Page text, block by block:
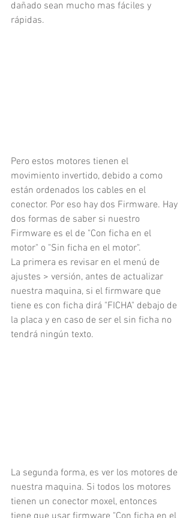
dañado sean mucho mas fáciles y
rápidas.
Pero estos motores tienen el
movimiento invertido, debido a como
están ordenados los cables en el
conector. Por eso hay dos Firmware. Hay
dos formas de saber si nuestro
Firmware es el de "Con ficha en el
motor" o "Sin ficha en el motor".
La primera es revisar en el menú de
ajustes > versión, antes de actualizar
nuestra maquina, si el firmware que
tiene es con ficha dirá "FICHA" debajo de
la placa y en caso de ser el sin ficha no
tendrá ningún texto.
La segunda forma, es ver los motores de
nuestra maquina. Si todos los motores
tienen un conector moxel, entonces